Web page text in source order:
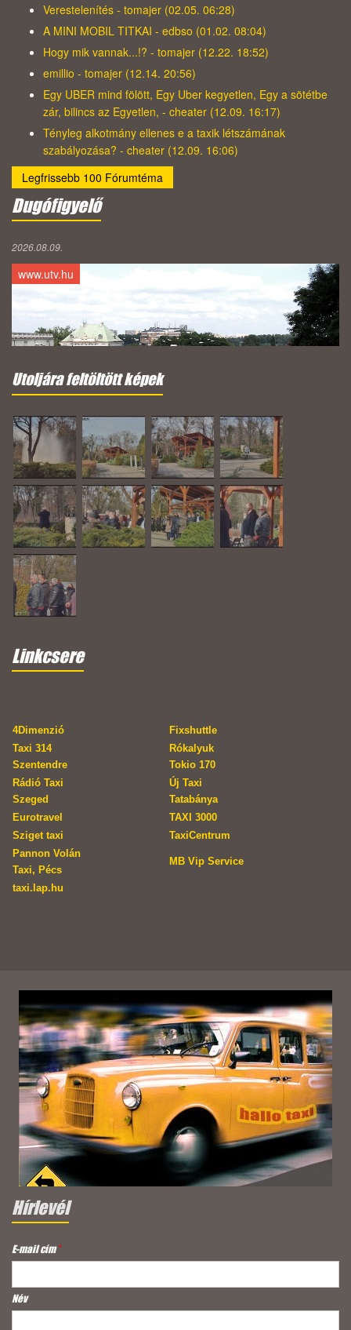
Verestelenítés - tomajer (02.05. 06:28)
A MINI MOBIL TITKAI - edbso (01.02. 08:04)
Hogy mik vannak...!? - tomajer (12.22. 18:52)
emillio - tomajer (12.14. 20:56)
Egy UBER mind fölött, Egy Uber kegyetlen, Egy a sötétbe
zár, bilincs az Egyetlen, - cheater (12.09. 16:17)
Tényleg alkotmány ellenes e a taxik létszámának
szabályozása? - cheater (12.09. 16:06)
Legfrissebb 100 Fórumtéma
Dugófigyelő
2026.08.09.
www.utv.hu
Utoljára feltöltött képek
Linkcsere
4Dimenzió
Fixshuttle
Taxi 314
Szentendre
Rókalyuk
Tokio 170
Rádió Taxi
Szeged
Új Taxi
Tatabánya
Eurotravel
TAXI 3000
Sziget taxi
TaxiCentrum
Pannon Volán
Taxi, Pécs
MB Vip Service
taxi.lap.hu
Hírlevél
E-mail cím*
Név